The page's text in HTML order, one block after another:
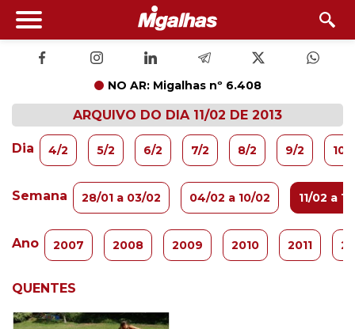
NO AR: Migalhas nº 6.408
ARQUIVO DO DIA 11/02 DE 2013
Dia 4/2 5/2 6/2 7/2 8/2 9/2 10/
Semana 28/01 a 03/02 04/02 a 10/02 11/02 a
Ano 2007 2008 2009 2010 2011
QUENTES